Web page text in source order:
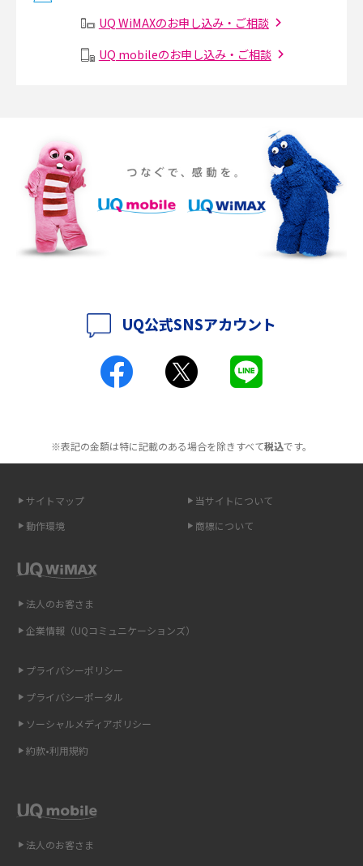
メッシュWi-Fiとは？仕組みやメリット・デメリット、中継機との違いを解
ポケット型Wi-Fiをレンタルするメリットとは？選び方や向いている方の特
徴も紹介
持ち運びできるポケット型Wi-Fiのおススメの選び方は？メリット・デメリ
ットも紹介
ポケット型Wi-Fiとは？通信の仕組みやメリット・デメリットを解説
工事不要！置くだけWi-Fiの特徴は？メリット・デメリットや選び方を解説
無制限で利用できるポケット型Wi-Fiは？選び方や通信費を抑える方法も紹
ポケット型Wi-Fi（モバイルWi-Fi）とは？おススメする方の特徴や選び方を
即日受け取りできるポケット型Wi-Fiはある？すぐに使うための方法や注意
ONU（光回線終端装置）とは？モデム・ルーター・ホームゲートウェイと
ギガバイト（GB）とは？1GBの目安やギガが足りない時の対処法を紹介
Wi-Fi 6とは？Wi-Fi 5との違いやメリットと注意点、規格の種類も解説
Wi-Fiを自宅に設置する方法は？必要なことやポイントも紹介
光ファイバーとは？仕組みやメリット・デメリットを初心者向けにわかり
UQ WiMAXのお申し込み・ご相談
UQ mobileのお申し込み・ご相談
UQ公式SNSアカウント
※表記の金額は特に記載のある場合を除きすべて税込です。
サイトマップ
当サイトについて
動作環境
商標について
法人のお客さま
法人のお客さま
企業情報（UQコミュニケーションズ）
プライバシーポリシー
プライバシーポータル
ソーシャルメディアポリシー
約款•利用規約